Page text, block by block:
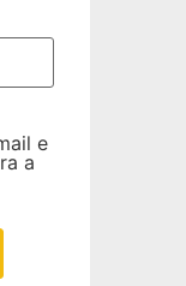
e
a